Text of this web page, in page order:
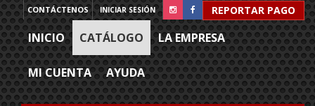
REPORTAR PAGO
INICIAR SESIÓN
CONTÁCTENOS
INICIO CATÁLOGO LA EMPRESA
MI CUENTA AYUDA